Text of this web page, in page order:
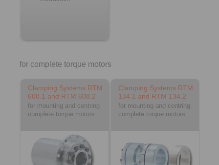
for complete torque motors
Clamping Systems RTM
608.1 and RTM 608.2
for mounting and centring
complete torque motors
Clamping Systems RTM
134.1 and RTM 134.2
for mounting and centring
complete torque motors